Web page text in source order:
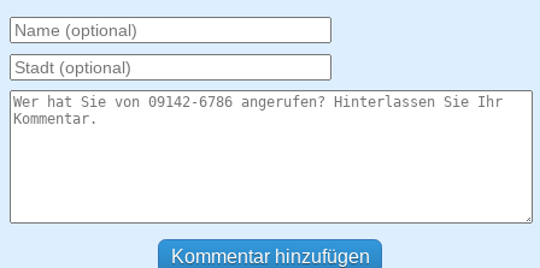
Kommentar hinzufügen